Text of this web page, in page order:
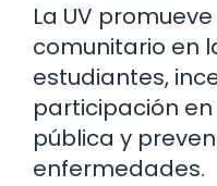
La UV
comunitario en
estudiantes,
participación
pública y
enfermedades.